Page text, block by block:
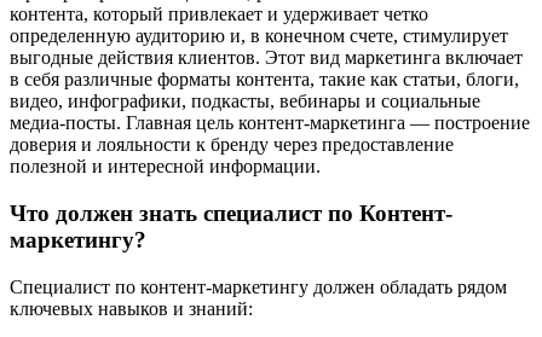
контента, который привлекает и удерживает четко
определенную аудиторию и, в конечном счете, стимулирует
выгодные действия клиентов. Этот вид маркетинга включает
в себя различные форматы контента, такие как статьи, блоги,
видео, инфографики, подкасты, вебинары и социальные
медиа-посты. Главная цель контент-маркетинга — построение
доверия и лояльности к бренду через предоставление
полезной и интересной информации.
Что должен знать специалист по Контент-
маркетингу?
Специалист по контент-маркетингу должен обладать рядом
ключевых навыков и знаний: